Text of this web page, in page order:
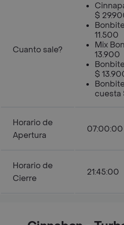
Cuanto sale?
$
11.500
Mix
13.900
$
cuesta
Horario de
Apertura
07:00:00
Horario de
Cierre
21:45:00